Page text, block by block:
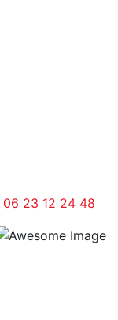
06 23 12 24 48